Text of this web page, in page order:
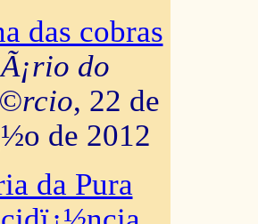
das cobras
do
, 22 de
de 2012
da Pura